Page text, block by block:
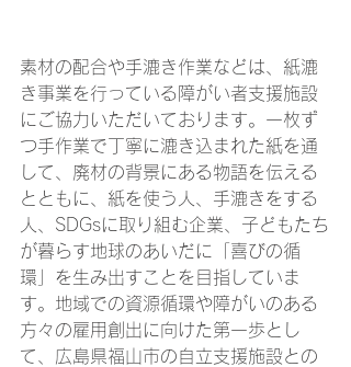
素材の配合や手漉き作業などは、紙漉
き事業を行っている障がい者支援施設
にご協力いただいております。一枚ず
つ手作業で丁寧に漉き込まれた紙を通
して、廃材の背景にある物語を伝える
とともに、紙を使う人、手漉きをする
人、SDGsに取り組む企業、子どもたち
が暮らす地球のあいだに「喜びの循
環」を生み出すことを目指していま
す。地域での資源循環や障がいのある
方々の雇用創出に向けた第一歩とし
て、広島県福山市の自立支援施設との